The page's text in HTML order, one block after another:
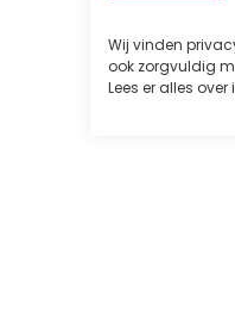
Wij vinden
ook zorgvuldig
Lees er alles over